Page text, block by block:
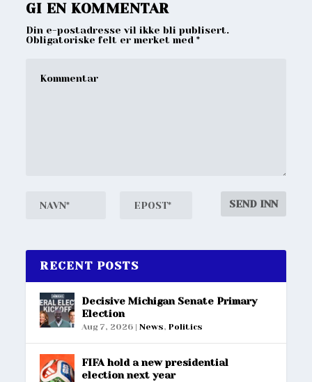
GI EN KOMMENTAR
Din e-postadresse vil ikke bli publisert.
Obligatoriske felt er merket med*
RECENT POSTS
Decisive Michigan Senate Primary
Election
Aug 7, 2026 |News,Politics
FIFA hold a new presidential
election next year